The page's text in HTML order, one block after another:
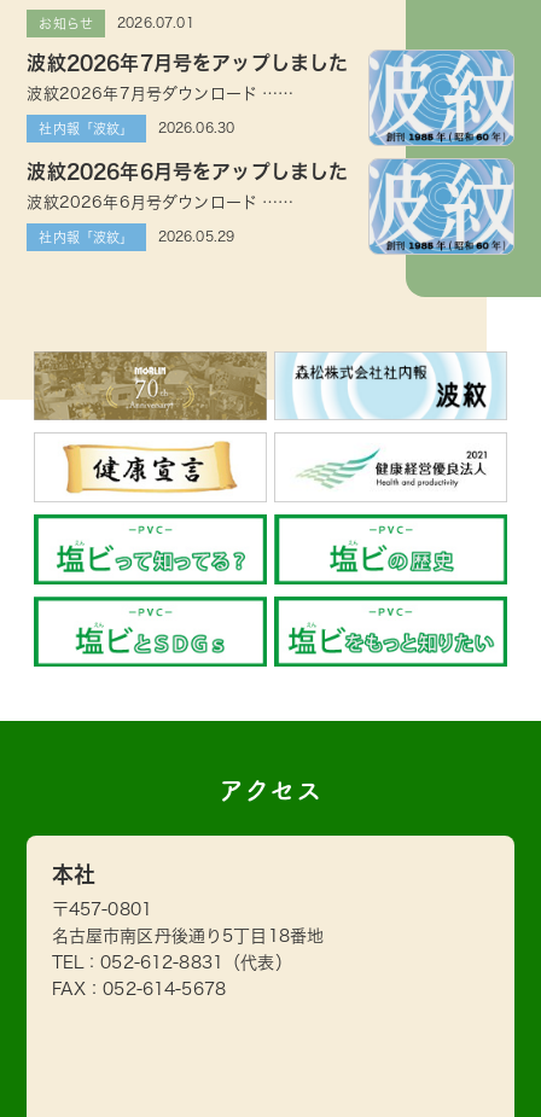
お知らせ 2026.07.01
波紋2026年7月号をアップしました
波紋2026年7月号ダウンロード ……
社内報「波紋」 2026.06.30
波紋2026年6月号をアップしました
波紋2026年6月号ダウンロード ……
社内報「波紋」 2026.05.29
アクセス
本社
〒457-0801
名古屋市南区丹後通り5丁目18番地
TEL：052-612-8831
（代表）
FAX：052-614-5678